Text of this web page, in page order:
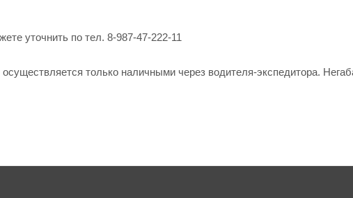
уточнить по тел. 8-987-47-222-11
только наличными через водителя-экспедитора.